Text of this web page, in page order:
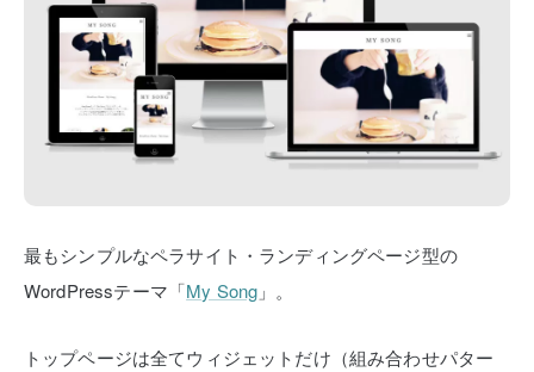
最もシンプルなペラサイト・ランディングページ型の
WordPressテーマ「My Song 」。
トップページは全てウィジェットだけ（組み合わせパター